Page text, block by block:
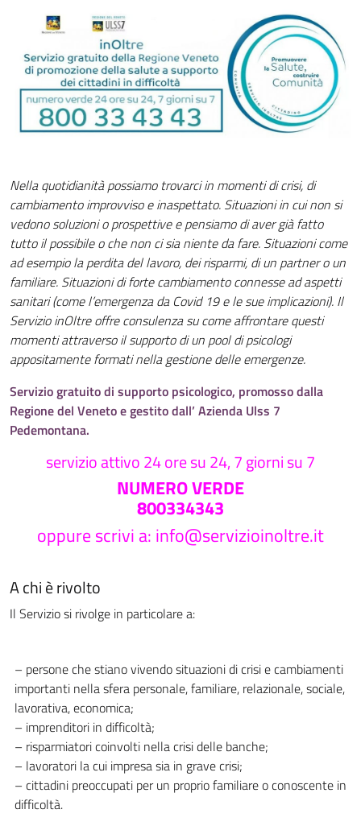
Nella quotidianità possiamo trovarci in momenti di crisi, di
cambiamento improvviso e inaspettato. Situazioni in cui non si
vedono soluzioni o prospettive e pensiamo di aver già fatto
tutto il possibile o che non ci sia niente da fare. Situazioni come
ad esempio la perdita del lavoro, dei risparmi, di un partner o un
familiare. Situazioni di forte cambiamento connesse ad aspetti
sanitari (come l’emergenza da Covid 19 e le sue implicazioni). Il
Servizio inOltre offre consulenza su come affrontare questi
momenti attraverso il supporto di un pool di psicologi
appositamente formati nella gestione delle emergenze.
Servizio gratuito di supporto psicologico, promosso dalla
Regione del Veneto e gestito dall’ Azienda Ulss 7
Pedemontana.
servizio attivo 24 ore su 24, 7 giorni su 7
NUMERO VERDE
800334343
oppure scrivi a: info@servizioinoltre.it
A chi è rivolto
Il Servizio si rivolge in particolare a:
– persone che stiano vivendo situazioni di crisi e cambiamenti
importanti nella sfera personale, familiare, relazionale, sociale,
lavorativa, economica;
– imprenditori in difficoltà;
– risparmiatori coinvolti nella crisi delle banche;
– lavoratori la cui impresa sia in grave crisi;
– cittadini preoccupati per un proprio familiare o conoscente in
difficoltà.